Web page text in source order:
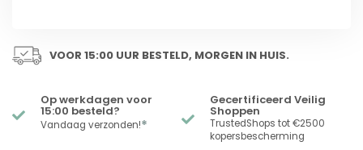
VOOR 15:00 UUR BESTELD, MORGEN IN HUIS.
Op werkdagen voor
15:00 besteld?
Vandaag verzonden!*
Gecertificeerd Veilig
Shoppen
TrustedShops tot €2500
kopersbescherming